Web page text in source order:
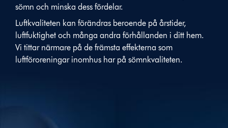
sömn och minska dess fördelar.
Luftkvaliteten kan förändras beroende på årstider,
luftfuktighet och många andra förhållanden i ditt hem.
Vi tittar närmare på de främsta effekterna som
luftföroreningar inomhus har på sömnkvaliteten.